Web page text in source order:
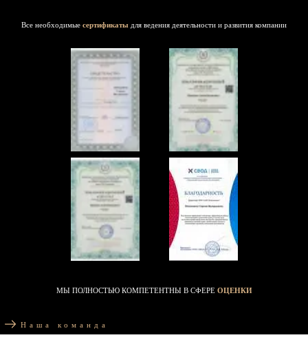
Все необходимые сертификаты для ведения деятельности и развития компании
МЫ ПОЛНОСТЬЮ КОМПЕТЕНТНЫ В СФЕРЕ ОЦЕНКИ
Наша команда